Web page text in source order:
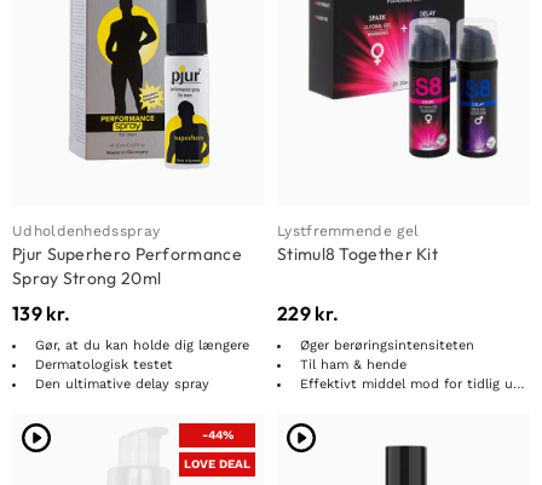
Udholdenhedsspray
Pjur Superhero Performance
Spray Strong 20ml
139 kr.
Gør, at du kan holde dig længere
Dermatologisk testet
Den ultimative delay spray
Lystfremmende gel
Stimul8 Together Kit
229 kr.
Øger berøringsintensiteten
Til ham & hende
Effektivt middel mod for tidlig udløsning
-44%
LOVE DEAL